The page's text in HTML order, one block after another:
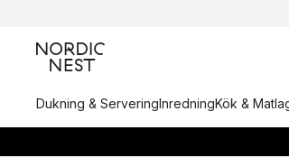
Dukning & ServeringInredningKök &